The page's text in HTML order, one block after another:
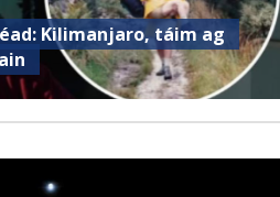
Kilimanjaro, táim ag